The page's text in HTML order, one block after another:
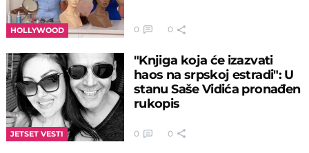
HOLLYWOOD 0 0
JETSET VESTI
"Knjiga koja će izazvati
haos na srpskoj estradi": U
stanu Saše Vidića pronađen
rukopis
0 0